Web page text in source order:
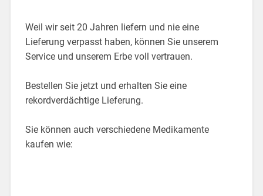
Weil wir seit 20 Jahren liefern und nie eine
Lieferung verpasst haben, können Sie unserem
Service und unserem Erbe voll vertrauen.
Bestellen Sie jetzt und erhalten Sie eine
rekordverdächtige Lieferung.
Sie können auch verschiedene Medikamente
kaufen wie: